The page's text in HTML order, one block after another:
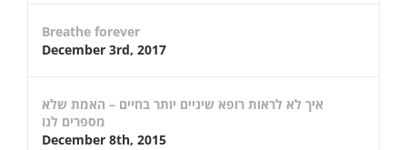
Breathe forever
December 3rd, 2017
איך לא לראות רופא שיניים יותר בחיים – האמת שלא
מספרים לנו
December 8th, 2015